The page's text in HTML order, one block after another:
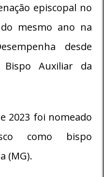
episcopal no
mesmo ano na
desde
Auxiliar da
2023 foi nomeado
como bispo
(MG).